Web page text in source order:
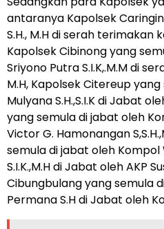
antaranya Kapolsek
S.H., M.H di serah terimakan
Kapolsek Cibinong yang
Sriyono Putra S.I.K,.M.M di
M.H, Kapolsek Citereup
Mulyana S.H.,S.I.K di Jabat
yang semula di jabat oleh
Victor G. Hamonangan
semula di jabat oleh Kompol
S.I.K.,M.H di Jabat oleh AKP
Cibungbulang yang semula
Permana S.H di Jabat oleh